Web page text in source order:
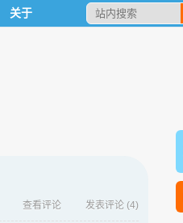
关于
发表评论(4)
查看评论